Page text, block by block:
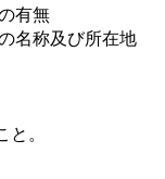
有無
名称及び所在地
。